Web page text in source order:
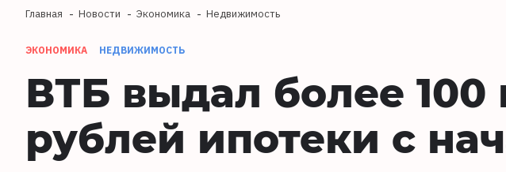
Главная Новости Экономика Недвижимость
ЭКОНОМИКА НЕДВИЖИМОСТЬ
ВТБ выдал более
рублей ипотеки с